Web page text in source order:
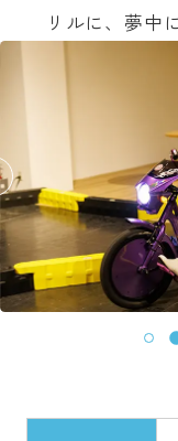
リルに、夢中